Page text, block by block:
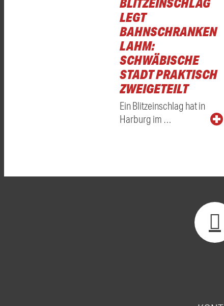
LEGT
BAHNSCHRANKEN
LAHM:
SCHWÄBISCHE
STADT PRAKTISCH
ZWEIGETEILT
Ein Blitzeinschlag hat in
Harburg im …